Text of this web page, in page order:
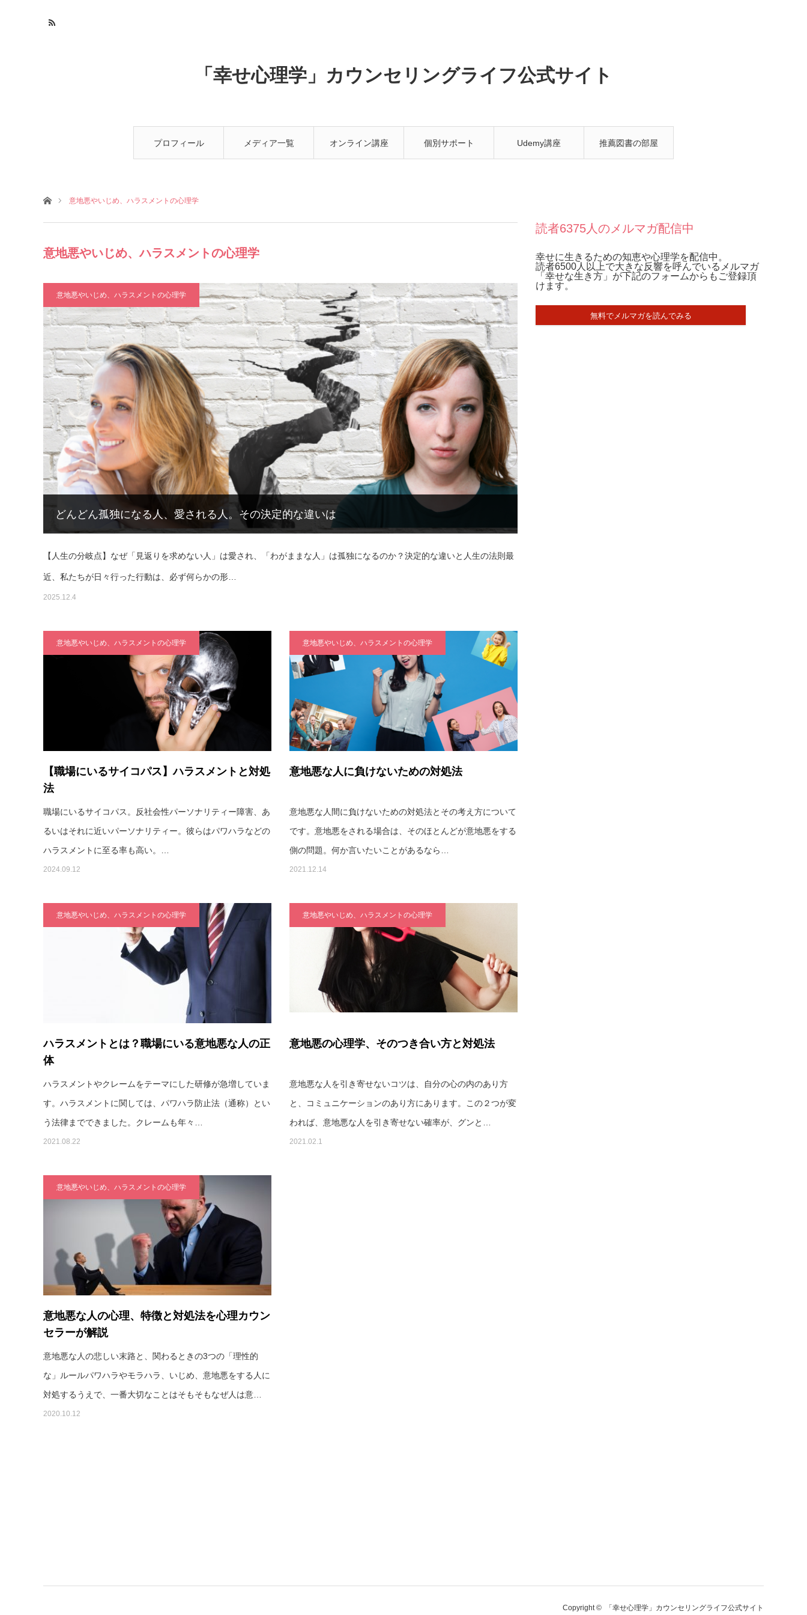
「幸せ心理学」カウンセリングライフ公式サイト
プロフィール メディア一覧 オンライン講座 個別サポート Udemy講座 推薦図書の部屋
ホーム意地悪やいじめ、ハラスメントの心理学
意地悪やいじめ、ハラスメントの心理学
意地悪やいじめ、ハラスメントの心理学
どんどん孤独になる人、愛される人。その決定的な違いは
【人生の分岐点】なぜ「見返りを求めない人」は愛され、「わがままな人」は孤独になるのか？決定的な違いと人生の法則最
近、私たちが日々行った行動は、必ず何らかの形…
2025.12.4
意地悪やいじめ、ハラスメントの心理学
【職場にいるサイコパス】ハラスメントと対処
法
職場にいるサイコパス。反社会性パーソナリティー障害、あ
るいはそれに近いパーソナリティー。彼らはパワハラなどの
ハラスメントに至る率も高い。…
2024.09.12
意地悪やいじめ、ハラスメントの心理学
意地悪な人に負けないための対処法
意地悪な人間に負けないための対処法とその考え方について
です。意地悪をされる場合は、そのほとんどが意地悪をする
側の問題。何か言いたいことがあるなら…
2021.12.14
意地悪やいじめ、ハラスメントの心理学
ハラスメントとは？職場にいる意地悪な人の正
体
ハラスメントやクレームをテーマにした研修が急増していま
す。ハラスメントに関しては、パワハラ防止法（通称）とい
う法律までできました。クレームも年々…
2021.08.22
意地悪やいじめ、ハラスメントの心理学
意地悪の心理学、そのつき合い方と対処法
意地悪な人を引き寄せないコツは、自分の心の内のあり方
と、コミュニケーションのあり方にあります。この２つが変
われば、意地悪な人を引き寄せない確率が、グンと…
2021.02.1
意地悪やいじめ、ハラスメントの心理学
意地悪な人の心理、特徴と対処法を心理カウン
セラーが解説
意地悪な人の悲しい末路と、関わるときの3つの「理性的
な」ルールパワハラやモラハラ、いじめ、意地悪をする人に
対処するうえで、一番大切なことはそもそもなぜ人は意…
2020.10.12
読者6375人のメルマガ配信中
幸せに生きるための知恵や心理学を配信中。
読者6500人以上で大きな反響を呼んでいるメルマガ
「幸せな生き方」が下記のフォームからもご登録頂
けます。
無料でメルマガを読んでみる
Copyright © 「幸せ心理学」カウンセリングライフ公式サイト